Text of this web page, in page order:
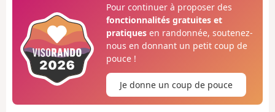
Pour continuer à proposer des
fonctionnalités gratuites et
pratiquesen randonnée, soutenez-
nous en donnant un petit coup de
pouce !
Je donne un coup de pouce